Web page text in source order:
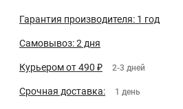
Гарантия производителя: 1 год
Самовывоз: 2 дня
Курьером от 490 ₽ 2-3 дней
Срочная доставка: 1 день